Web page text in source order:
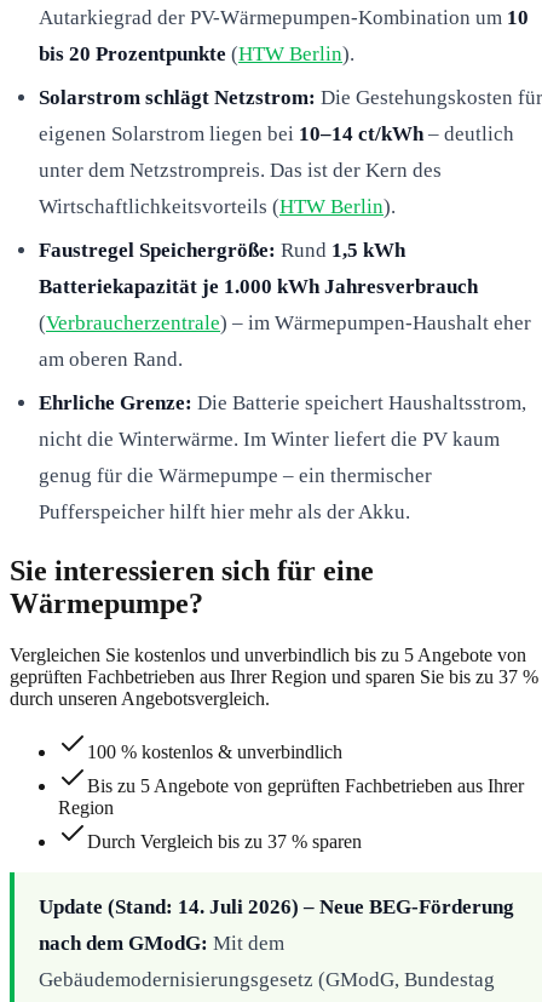
Autarkiegrad der PV-Wärmepumpen-Kombination um 10
bis 20 Prozentpunkte (HTW Berlin).
Solarstrom schlägt Netzstrom: Die Gestehungskosten für
eigenen Solarstrom liegen bei 10–14 ct/kWh– deutlich
unter dem Netzstrompreis. Das ist der Kern des
Wirtschaftlichkeitsvorteils (HTW Berlin).
Faustregel Speichergröße: Rund 1,5 kWh
Batteriekapazität je 1.000 kWh Jahresverbrauch
(Verbraucherzentrale) – im Wärmepumpen-Haushalt eher
am oberen Rand.
Ehrliche Grenze: Die Batterie speichert Haushaltsstrom,
nicht die Winterwärme. Im Winter liefert die PV kaum
genug für die Wärmepumpe – ein thermischer
Pufferspeicher hilft hier mehr als der Akku.
Sie interessieren sich für eine
Wärmepumpe?
Vergleichen Sie kostenlos und unverbindlich bis zu 5 Angebote von
geprüften Fachbetrieben aus Ihrer Region und sparen Sie bis zu 37 %
durch unseren Angebotsvergleich.
100 % kostenlos & unverbindlich
Bis zu 5 Angebote von geprüften Fachbetrieben aus Ihrer
Region
Durch Vergleich bis zu 37 % sparen
Update (Stand: 14. Juli 2026) – Neue BEG-Förderung
nach dem GModG: Mit dem
Gebäudemodernisierungsgesetz (GModG, Bundestag